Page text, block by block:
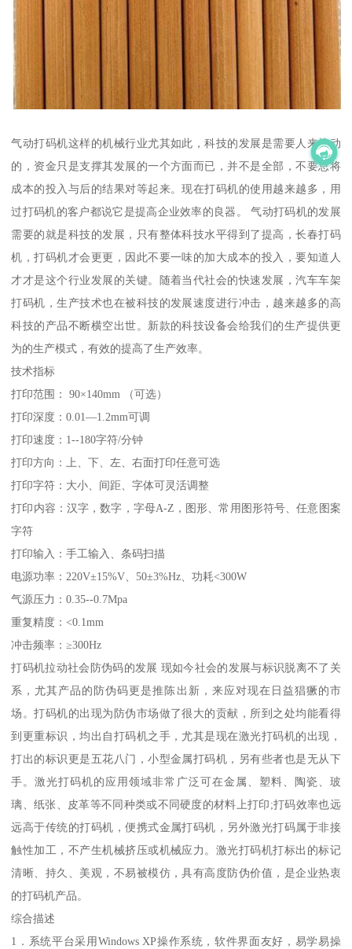
气动打码机这样的机械行业尤其如此，科技的发展是需要人来推动
的，资金只是支撑其发展的一个方面而已，并不是全部，不要总将
成本的投入与后的结果对等起来。现在打码机的使用越来越多，用
过打码机的客户都说它是提高企业效率的良器。 气动打码机的发展
需要的就是科技的发展，只有整体科技水平得到了提高，长春打码
机，打码机才会更更，因此不要一味的加大成本的投入，要知道人
才才是这个行业发展的关键。随着当代社会的快速发展，汽车车架
打码机，生产技术也在被科技的发展速度进行冲击，越来越多的高
科技的产品不断横空出世。新款的科技设备会给我们的生产提供更
为的生产模式，有效的提高了生产效率。
技术指标
打印范围： 90×140mm （可选）
打印深度：0.01—1.2mm可调
打印速度：1--180字符/分钟
打印方向：上、下、左、右面打印任意可选
打印字符：大小、间距、字体可灵活调整
打印内容：汉字，数字，字母A-Z，图形、常用图形符号、任意图案
字符
打印输入：手工输入、条码扫描
电源功率：220V±15%V、50±3%Hz、功耗<300W
气源压力：0.35--0.7Mpa
重复精度：<0.1mm
冲击频率：≥300Hz
打码机拉动社会防伪码的发展 现如今社会的发展与标识脱离不了关
系，尤其产品的防伪码更是推陈出新，来应对现在日益猖獗的市
场。打码机的出现为防伪市场做了很大的贡献，所到之处均能看得
到更重标识，均出自打码机之手，尤其是现在激光打码机的出现，
打出的标识更是五花八门，小型金属打码机，另有些者也是无从下
手。激光打码机的应用领域非常广泛可在金属、塑料、陶瓷、玻
璃、纸张、皮革等不同种类或不同硬度的材料上打印;打码效率也远
远高于传统的打码机，便携式金属打码机，另外激光打码属于非接
触性加工，不产生机械挤压或机械应力。激光打码机打标出的标记
清晰、持久、美观，不易被模仿，具有高度防伪价值，是企业热衷
的打码机产品。
综合描述
1．系统平台采用Windows XP操作系统，软件界面友好，易学易操